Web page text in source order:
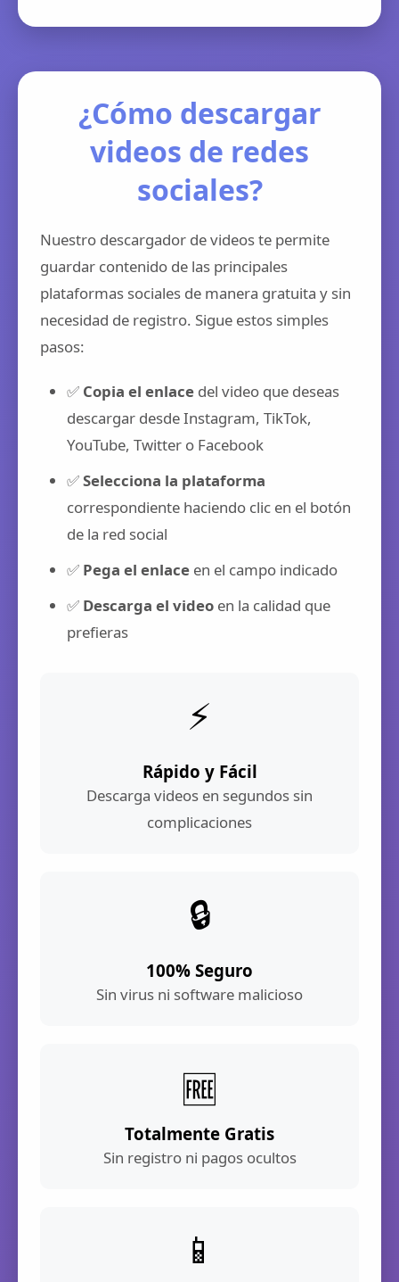
¿Cómo descargar
videos de redes
sociales?
Nuestro descargador de videos te permite
guardar contenido de las principales
plataformas sociales de manera gratuita y sin
necesidad de registro. Sigue estos simples
pasos:
✅ Copia el enlace del video que deseas
descargar desde Instagram, TikTok,
YouTube, Twitter o Facebook
✅Selecciona la plataforma
correspondiente haciendo clic en el botón
de la red social
✅ Pega el enlace en el campo indicado
✅ Descarga el video en la calidad que
prefieras
⚡
Rápido y Fácil
Descarga videos en segundos sin
complicaciones
🔒
100% Seguro
Sin virus ni software malicioso
🆓
Totalmente Gratis
Sin registro ni pagos ocultos
📱